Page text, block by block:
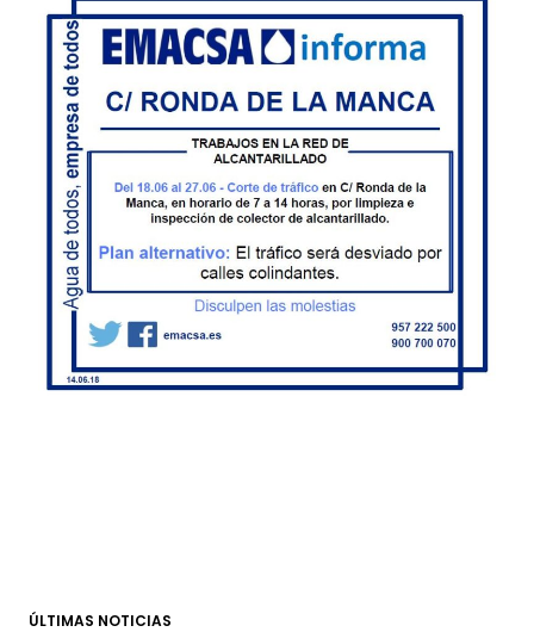
ÚLTIMAS NOTICIAS